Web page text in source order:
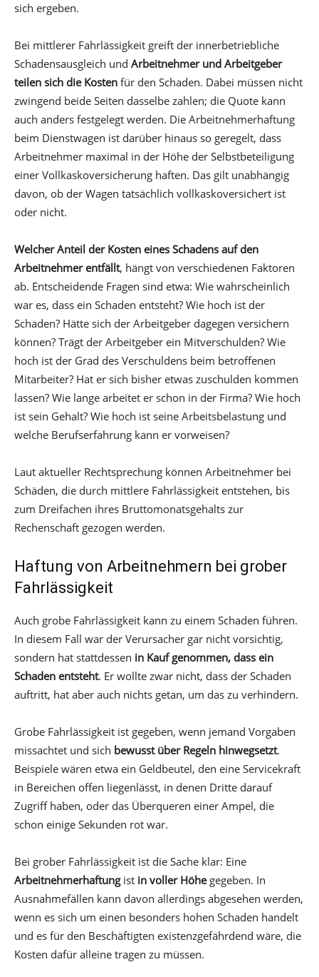
sich ergeben.
Bei mittlerer Fahrlässigkeit greift der innerbetriebliche
Schadensausgleich und Arbeitnehmer und Arbeitgeber
teilen sich die Kosten für den Schaden. Dabei müssen nicht
zwingend beide Seiten dasselbe zahlen; die Quote kann
auch anders festgelegt werden. Die Arbeitnehmerhaftung
beim Dienstwagen ist darüber hinaus so geregelt, dass
Arbeitnehmer maximal in der Höhe der Selbstbeteiligung
einer Vollkaskoversicherung haften. Das gilt unabhängig
davon, ob der Wagen tatsächlich vollkaskoversichert ist
oder nicht.
Welcher Anteil der Kosten eines Schadens auf den
Arbeitnehmer entfällt, hängt von verschiedenen Faktoren
ab. Entscheidende Fragen sind etwa: Wie wahrscheinlich
war es, dass ein Schaden entsteht? Wie hoch ist der
Schaden? Hätte sich der Arbeitgeber dagegen versichern
können? Trägt der Arbeitgeber ein Mitverschulden? Wie
hoch ist der Grad des Verschuldens beim betroffenen
Mitarbeiter? Hat er sich bisher etwas zuschulden kommen
lassen? Wie lange arbeitet er schon in der Firma? Wie hoch
ist sein Gehalt? Wie hoch ist seine Arbeitsbelastung und
welche Berufserfahrung kann er vorweisen?
Laut aktueller Rechtsprechung können Arbeitnehmer bei
Schäden, die durch mittlere Fahrlässigkeit entstehen, bis
zum Dreifachen ihres Bruttomonatsgehalts zur
Rechenschaft gezogen werden.
Haftung von Arbeitnehmern bei grober
Fahrlässigkeit
Auch grobe Fahrlässigkeit kann zu einem Schaden führen.
In diesem Fall war der Verursacher gar nicht vorsichtig,
sondern hat stattdessen in Kauf genommen, dass ein
Schaden entsteht. Er wollte zwar nicht, dass der Schaden
auftritt, hat aber auch nichts getan, um das zu verhindern.
Grobe Fahrlässigkeit ist gegeben, wenn jemand Vorgaben
missachtet und sich bewusst über Regeln hinwegsetzt.
Beispiele wären etwa ein Geldbeutel, den eine Servicekraft
in Bereichen offen liegenlässt, in denen Dritte darauf
Zugriff haben, oder das Überqueren einer Ampel, die
schon einige Sekunden rot war.
Bei grober Fahrlässigkeit ist die Sache klar: Eine
Arbeitnehmerhaftungist in voller Höhegegeben. In
Ausnahmefällen kann davon allerdings abgesehen werden,
wenn es sich um einen besonders hohen Schaden handelt
und es für den Beschäftigten existenzgefährdend wäre, die
Kosten dafür alleine tragen zu müssen.